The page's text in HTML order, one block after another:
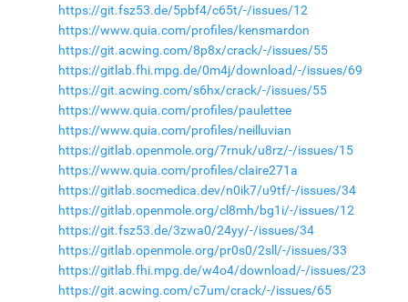
https://git.fsz53.de/5pbf4/c65t/-/issues/12
https://www.quia.com/profiles/kensmardon
https://git.acwing.com/8p8x/crack/-/issues/55
https://gitlab.fhi.mpg.de/0m4j/download/-/issues/69
https://git.acwing.com/s6hx/crack/-/issues/55
https://www.quia.com/profiles/paulettee
https://www.quia.com/profiles/neilluvian
https://gitlab.openmole.org/7rnuk/u8rz/-/issues/15
https://www.quia.com/profiles/claire271a
https://gitlab.socmedica.dev/n0ik7/u9tf/-/issues/34
https://gitlab.openmole.org/cl8mh/bg1i/-/issues/12
https://git.fsz53.de/3zwa0/24yy/-/issues/34
https://gitlab.openmole.org/pr0s0/2sll/-/issues/33
https://gitlab.fhi.mpg.de/w4o4/download/-/issues/23
https://git.acwing.com/c7um/crack/-/issues/65